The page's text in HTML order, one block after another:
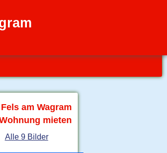
Fels am Wagram
mieten
Alle 9 Bilder